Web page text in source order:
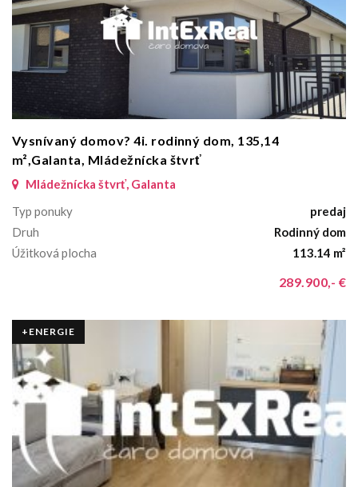
Vysnívaný domov? 4i. rodinný dom, 135,14
m²,Galanta, Mládežnícka štvrť
Mládežnícka štvrť, Galanta
Typ ponuky
predaj
Druh
Rodinný dom
Úžitková plocha
113.14 m²
289.900,- €
+ENERGIE